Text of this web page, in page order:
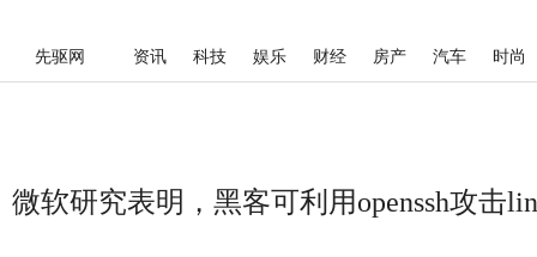
先驱网 资讯 科技 娱乐 财经 房产 汽车 时尚
微软研究表明，黑客可利用openssh攻击